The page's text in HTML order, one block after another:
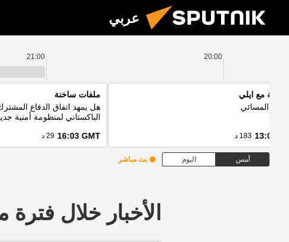
عربي
20:00
21:00
مع ايلي
المسائي
13:00 183 د
ملفات ساخنة
هل يمهد اتفاق الدفاع
الباكستاني لمنظومة أمنية
16:03 GMT 29 د
أمس اليوم بث مباشر
الأخبار خلال فترة معينة